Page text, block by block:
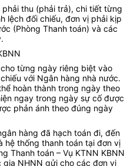
thu (phải trả), chi tiết từng
lệch đối chiếu, đơn vị phải kịp
(Phòng Thanh toán) và các
từng ngày riêng biệt vào
với Ngân hàng nhà nước.
hoàn thành trong ngày theo
ngay trong ngày sự cố được
phản ánh theo đúng ngày
hàng đã hạch toán đi, đến
hệ thống thanh toán tại đơn vị
Thanh toán – Vụ KTNN KBNN
gia NHNN gửi cho các đơn vị